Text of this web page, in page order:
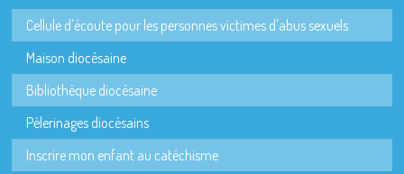
Cellule d'écoute pour les personnes victimes d'abus sexuels
Maison diocésaine
Bibliothèque diocésaine
Pèlerinages diocésains
Inscrire mon enfant au catéchisme